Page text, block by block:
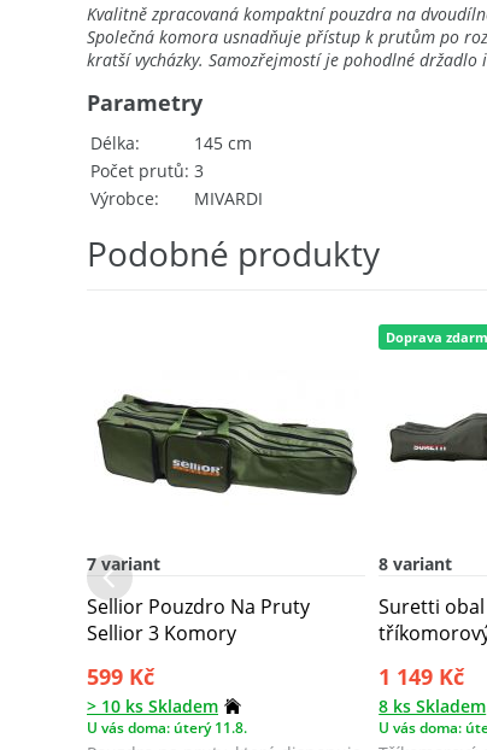
Kvalitně zpracovaná kompaktní pouzdra na
Společná komora usnadňuje přístup k prutům po
kratší vycházky. Samozřejmostí je pohodlné
Délka
145 cm
Počet prutů 3
Výrobce
MIVARDI
Parametry
Podobné produkty
7 variant
Sellior Pouzdro Na Pruty
Sellior 3 Komory
599 Kč
> 10 ks Skladem
U vás doma: úterý 11.8.
Doprava
8 variant
Suretti
1 149 Kč
8 ks Skladem
U vás doma: